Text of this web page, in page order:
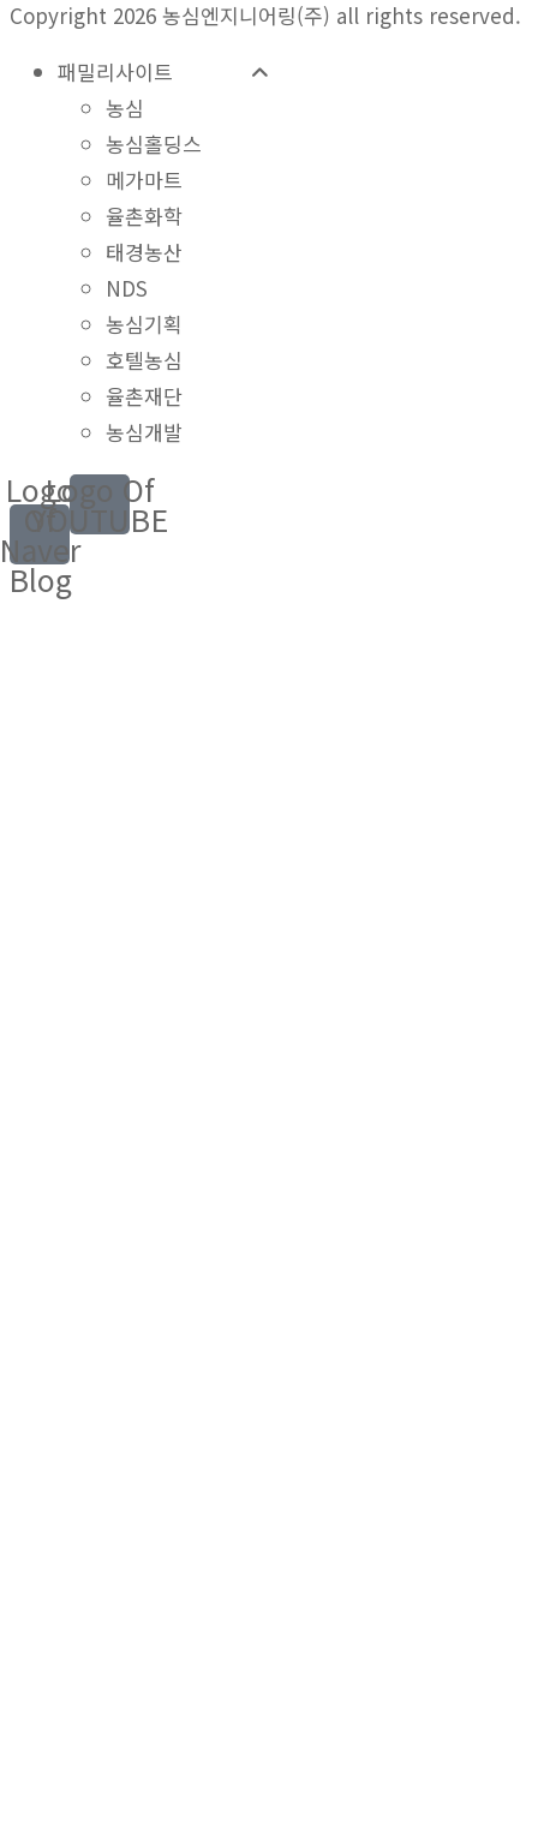
Copyright 2026 농심엔지니어링(주) all rights reserved.
패밀리사이트
농심
농심홀딩스
메가마트
율촌화학
태경농산
NDS
농심기획
호텔농심
율촌재단
농심개발
Logo
Of
Naver
Blog
Logo Of
YOUTUBE